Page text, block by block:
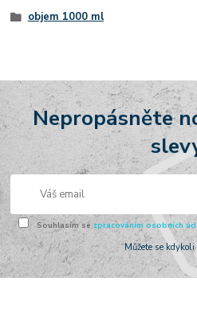
objem 1000 ml
Nepropásněte
Souhlasím se zpracováním osobních
Můžete se